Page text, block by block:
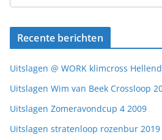
Recente berichten
Uitslagen @ WORK klimcross
Uitslagen Wim van Beek Crossloop
Uitslagen Zomeravondcup 4 2009
Uitslagen stratenloop rozenbur 2019